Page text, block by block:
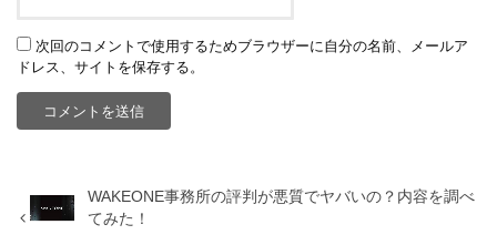
次回のコメントで使用するためブラウザーに自分の名前、メールア
ドレス、サイトを保存する。
WAKEONE事務所の評判が悪質でヤバいの？内容を調べ
てみた！